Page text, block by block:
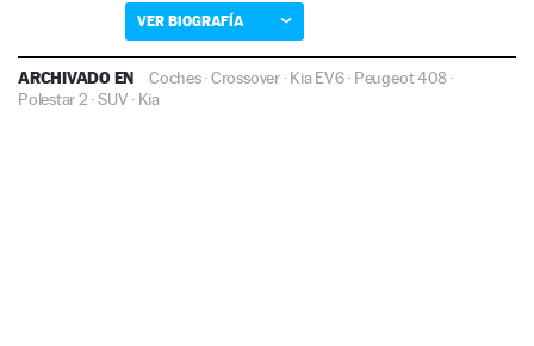
VER BIOGRAFÍA
ARCHIVADO EN Coches·Crossover·Kia EV6· Peugeot 408·
Polestar 2 ·SUV · Kia